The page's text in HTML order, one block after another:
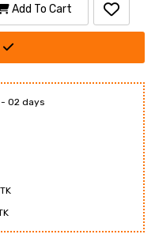
Add To Cart
02 days